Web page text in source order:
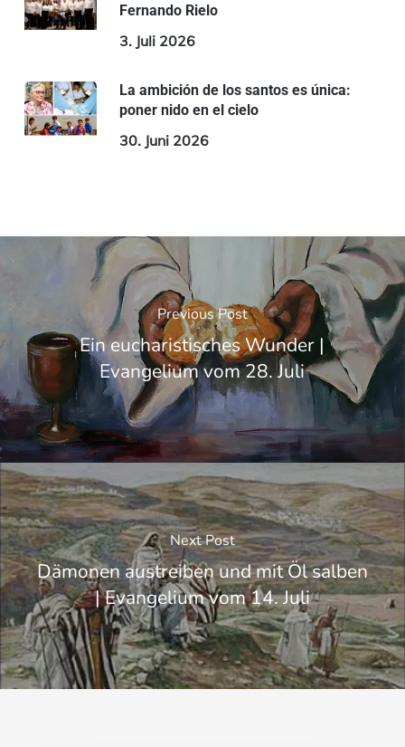
Fernando Rielo
3. Juli 2026
La ambición de los santos es única:
poner nido en el cielo
30. Juni 2026
Previous Post
Ein eucharistisches Wunder |
Evangelium vom 28. Juli
Next Post
Dämonen austreiben und mit Öl salben
| Evangelium vom 14. Juli